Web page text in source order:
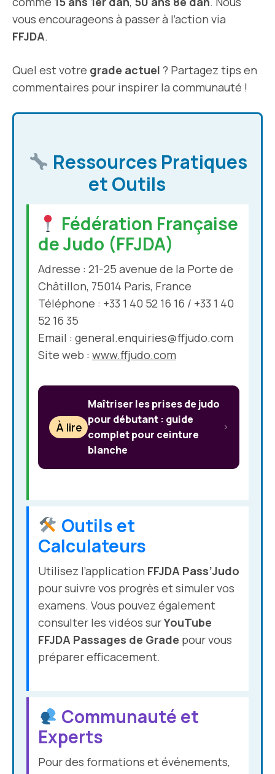
vous encourageons à passer à l’action via
FFJDA.
Quel est votre grade actuel ? Partagez tips en
commentaires pour inspirer la communauté !
Ressources Pratiques
et Outils
Fédération Française
de Judo (FFJDA)
Adresse : 21-25 avenue de la Porte de
Châtillon, 75014 Paris, France
Téléphone : +33 1 40 52 16 16 / +33 1 40
52 16 35
Email : general.enquiries@ffjudo.com
Site web : www.ffjudo.com
À lire
Maîtriser les prises de judo
pour débutant : guide
complet pour ceinture
blanche
Outils et
Calculateurs
Utilisez l’application FFJDA Pass’Judo
pour suivre vos progrès et simuler vos
examens. Vous pouvez également
consulter les vidéos surYouTube
FFJDA Passages de Grade pour vous
préparer efficacement.
Communauté et
Experts
Pour des formations et événements,